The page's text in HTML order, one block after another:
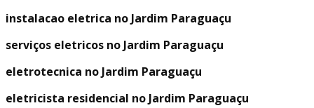
instalacao eletrica no Jardim Paraguaçu
serviços eletricos no Jardim Paraguaçu
eletrotecnica no Jardim Paraguaçu
eletricista residencial no Jardim Paraguaçu